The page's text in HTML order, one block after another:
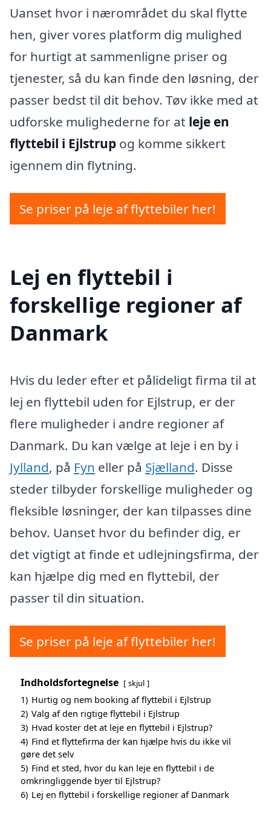
Uanset hvor i nærområdet du skal flytte
hen, giver vores platform dig mulighed
for hurtigt at sammenligne priser og
tjenester, så du kan finde den løsning, der
passer bedst til dit behov. Tøv ikke med at
udforske mulighederne for at leje en
flyttebil i Ejlstrup og komme sikkert
igennem din flytning.
Se priser på leje af flyttebiler her!
Lej en flyttebil i
forskellige regioner af
Danmark
Hvis du leder efter et pålideligt firma til at
lej en flyttebil uden for Ejlstrup, er der
flere muligheder i andre regioner af
Danmark. Du kan vælge at leje i en by i
Jylland, på Fyn eller på Sjælland. Disse
steder tilbyder forskellige muligheder og
fleksible løsninger, der kan tilpasses dine
behov. Uanset hvor du befinder dig, er
det vigtigt at finde et udlejningsfirma, der
kan hjælpe dig med en flyttebil, der
passer til din situation.
Se priser på leje af flyttebiler her!
Indholdsfortegnelse skjul
1) Hurtig og nem booking af flyttebil i Ejlstrup
2) Valg af den rigtige flyttebil i Ejlstrup
3) Hvad koster det at leje en flyttebil i Ejlstrup?
4) Find et flyttefirma der kan hjælpe hvis du ikke vil
gøre det selv
5) Find et sted, hvor du kan leje en flyttebil i de
omkringliggende byer til Ejlstrup?
6) Lej en flyttebil i forskellige regioner af Danmark